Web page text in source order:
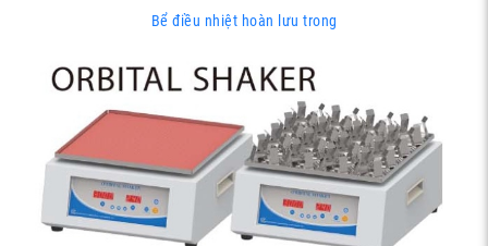
Bể điều nhiệt hoàn lưu trong